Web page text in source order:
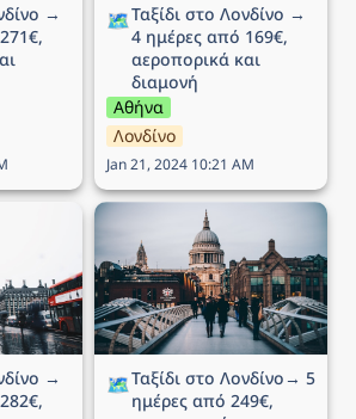
→
🗺️Ταξίδι στο Λονδίνο →
4 ημέρες από 169€,
αεροπορικά και
διαμονή
Αθήνα
Λονδίνο
Jan 21, 2024 10:21 AM
→
Ταξίδι στο Λονδίνο→ 5
ημέρες από 249€,
αεροπορικά και διαμονή
🗺️Ταξίδι στο Λονδίνο→ 5
ημέρες από 249€,